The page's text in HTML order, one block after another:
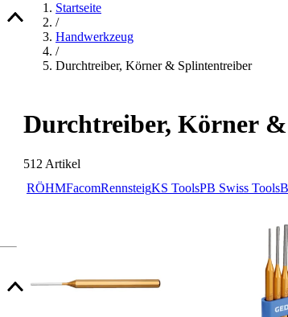
Startseite
/
Handwerkzeug
/
Durchtreiber, Körner & Splintentreiber
Durchtreiber, Körner
512 Artikel
RÖHMFacomRennsteigKS ToolsPB Swiss Tools